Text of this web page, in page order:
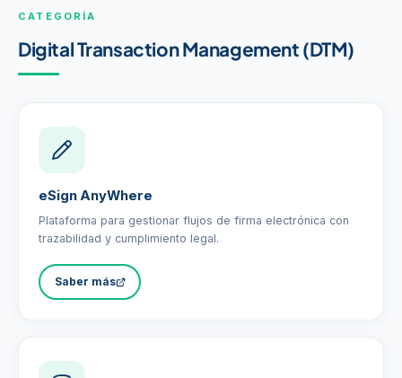
CATEGORÍA
Digital Transaction Management (DTM)
eSign AnyWhere
Plataforma para gestionar flujos de firma electrónica con
trazabilidad y cumplimiento legal.
Saber más